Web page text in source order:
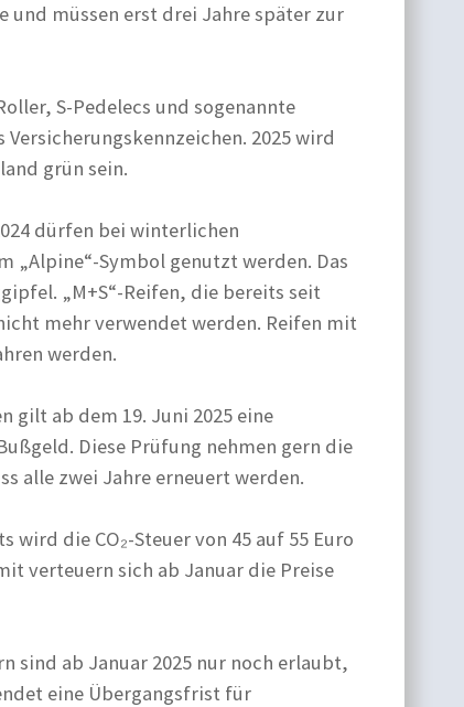
und müssen erst drei Jahre später zur
S-Pedelecs und sogenannte
2025 wird
grün sein.
dürfen bei winterlichen
„Alpine“-Symbol genutzt werden. Das
„M+S“-Reifen, die bereits seit
mehr verwendet werden. Reifen mit
werden.
gilt ab dem 19. Juni 2025 eine
Diese Prüfung nehmen gern die
alle zwei Jahre erneuert werden.
die CO₂-Steuer von 45 auf 55 Euro
verteuern sich ab Januar die Preise
sind ab Januar 2025 nur noch erlaubt,
eine Übergangsfrist für